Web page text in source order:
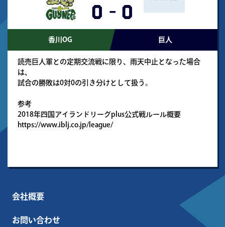
0 - 0
香川OG 巨人
読売巨人軍との定期交流戦に限り、雨天中止となった場合
は、
試合の勝敗は0対0の引き分けとして扱う。
参考
2018年四国アイランドリーグplus公式戦ルール概要
https://www.iblj.co.jp/league/
会社概要
お問い合わせ